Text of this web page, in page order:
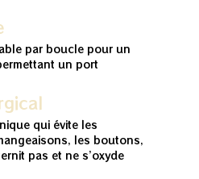
par boucle pour un
un port
qui évite les
les boutons,
pas et ne s’oxyde